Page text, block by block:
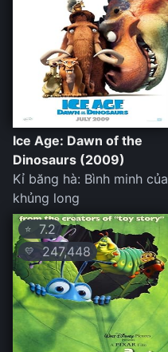
Ice Age: Dawn of the
Dinosaurs (2009)
Kỉ băng hà: Bình minh của
khủng long
⭐ 7.2
💛 247,448